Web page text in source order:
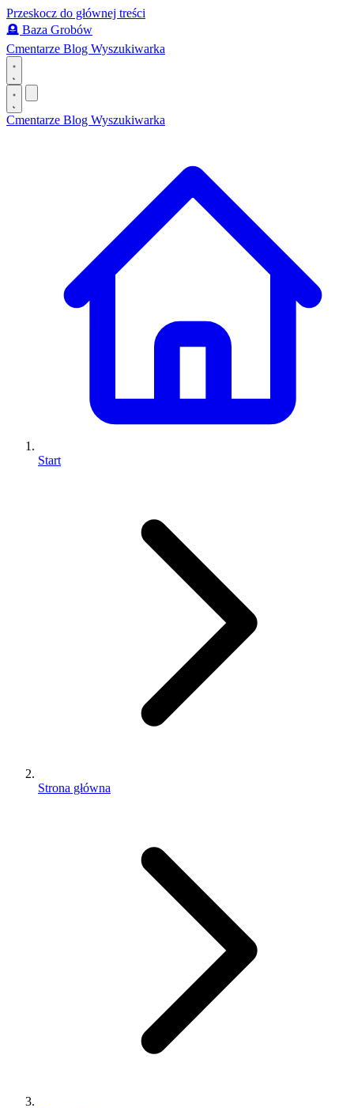
Przeskocz do głównej treści
🪦 Baza Grobów
Cmentarze Blog Wyszukiwarka
Cmentarze Blog Wyszukiwarka
Start
Strona główna